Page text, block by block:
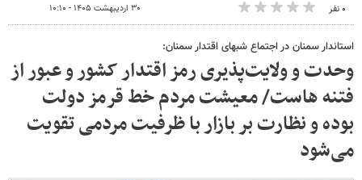
۰ نفر ۳۰ اردیبهشت ۱۴۰۵ - ۱۰:۱۰
استاندار سمنان در اجتماع شبهای اقتدار سمنان:
وحدت و ولایت‌پذیری رمز اقتدار کشور و عبور از
فتنه هاست/ معیشت مردم خط قرمز دولت
بوده و نظارت بر بازار با ظرفیت مردمی تقویت
می‌شود